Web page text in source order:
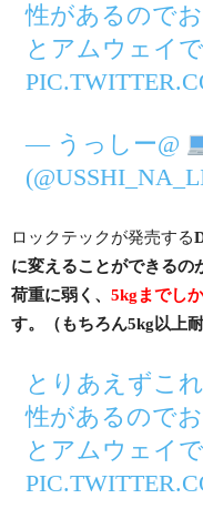
性があるので
とアムウェイ
— うっしー@
ロックテックが発売する
に変えることができるの
荷重に弱く、 5kgまでし
す。（もちろん5kg以上
とりあえずこ
性があるので
とアムウェイ